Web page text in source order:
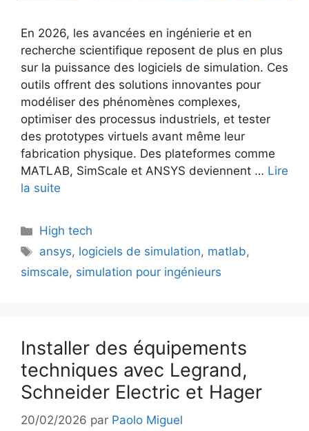
En 2026, les avancées en ingénierie et en
recherche scientifique reposent de plus en plus
sur la puissance des logiciels de simulation. Ces
outils offrent des solutions innovantes pour
modéliser des phénomènes complexes,
optimiser des processus industriels, et tester
des prototypes virtuels avant même leur
fabrication physique. Des plateformes comme
MATLAB, SimScale et ANSYS deviennent … Lire
la suite
Catégories
High tech
Étiquettes
ansys, logiciels de simulation, matlab,
simscale, simulation pour ingénieurs
Installer des équipements
techniques avec Legrand,
Schneider Electric et Hager
20/02/2026 par Paolo Miguel